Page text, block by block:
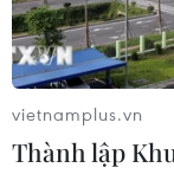
Hệ thống y tế
gần dân
vietnamplus.vn
Thành lập